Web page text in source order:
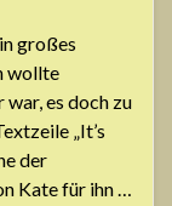
großes
wollte
es doch zu
„It’s
der
Kate für ihn …